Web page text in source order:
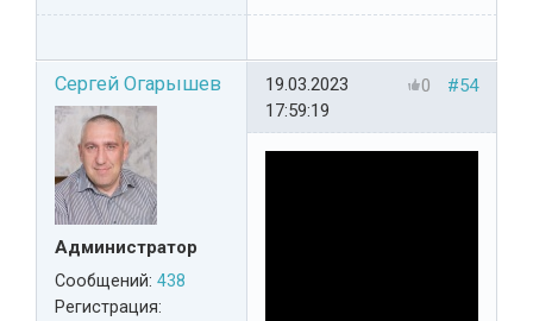
Сергей Огарышев
Администратор
Сообщений: 438
Регистрация:
#54
0
19.03.2023
17:59:19